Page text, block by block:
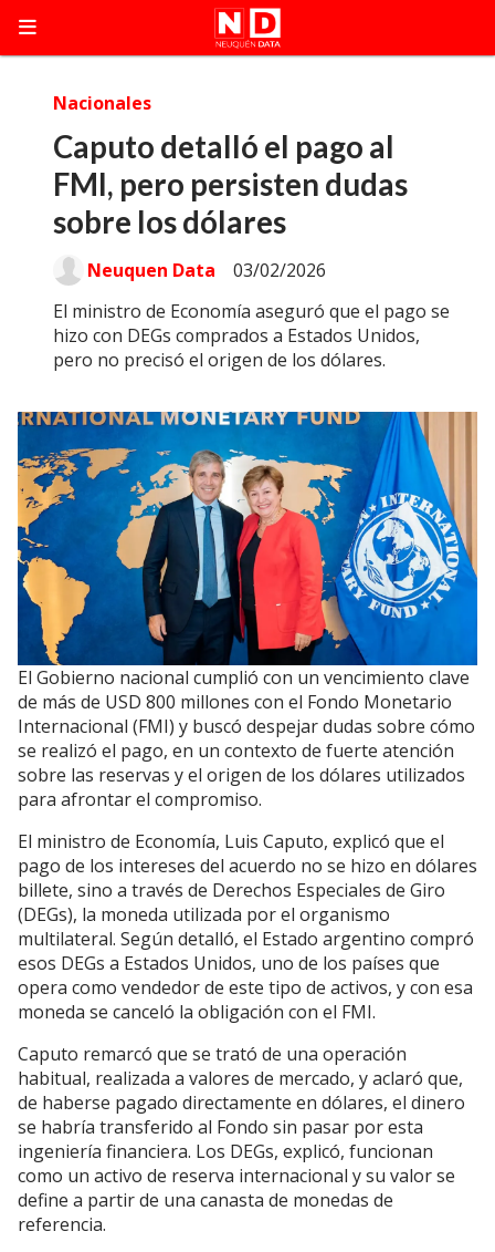
Caputo detalló el pago al
FMI, pero persisten dudas
sobre los dólares
El ministro de Economía aseguró que el pago se
hizo con DEGs comprados a Estados Unidos,
pero no precisó el origen de los dólares.
Nacionales
03/02/2026
Neuquen Data
El Gobierno nacional cumplió con un vencimiento clave
de más de USD 800 millones con el Fondo Monetario
Internacional (FMI) y buscó despejar dudas sobre cómo
se realizó el pago, en un contexto de fuerte atención
sobre las reservas y el origen de los dólares utilizados
para afrontar el compromiso.
El ministro de Economía, Luis Caputo, explicó que el
pago de los intereses del acuerdo no se hizo en dólares
billete, sino a través de Derechos Especiales de Giro
(DEGs), la moneda utilizada por el organismo
multilateral. Según detalló, el Estado argentino compró
esos DEGs a Estados Unidos, uno de los países que
opera como vendedor de este tipo de activos, y con esa
moneda se canceló la obligación con el FMI.
Caputo remarcó que se trató de una operación
habitual, realizada a valores de mercado, y aclaró que,
de haberse pagado directamente en dólares, el dinero
se habría transferido al Fondo sin pasar por esta
ingeniería financiera. Los DEGs, explicó, funcionan
como un activo de reserva internacional y su valor se
define a partir de una canasta de monedas de
referencia.